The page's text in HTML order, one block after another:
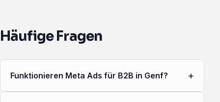
Häufige Fragen
Funktionieren Meta Ads für B2B in Genf? +